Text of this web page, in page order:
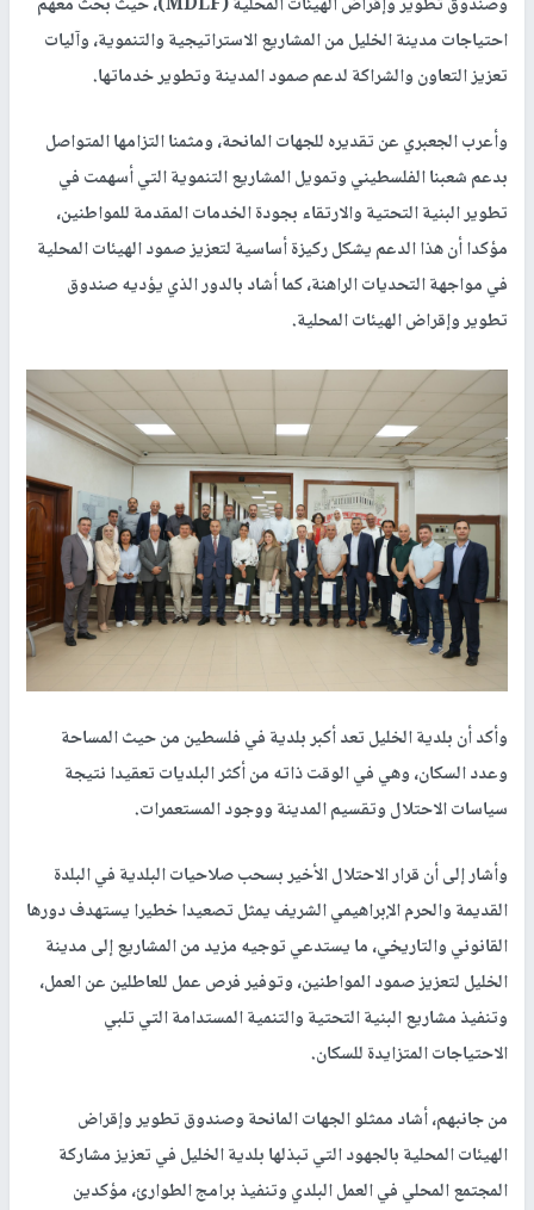
احتياجات مدينة الخليل من المشاريع الاستراتيجية والتنموية، وآليات
تعزيز التعاون والشراكة لدعم صمود المدينة وتطوير خدماتها.
وأعرب الجعبري عن تقديره للجهات المانحة، ومثمنا التزامها المتواصل
بدعم شعبنا الفلسطيني وتمويل المشاريع التنموية التي أسهمت في
تطوير البنية التحتية والارتقاء بجودة الخدمات المقدمة للمواطنين،
مؤكدا أن هذا الدعم يشكل ركيزة أساسية لتعزيز صمود الهيئات المحلية
في مواجهة التحديات الراهنة، كما أشاد بالدور الذي يؤديه صندوق
تطوير وإقراض الهيئات المحلية.
وأكد أن بلدية الخليل تعد أكبر بلدية في فلسطين من حيث المساحة
وعدد السكان، وهي في الوقت ذاته من أكثر البلديات تعقيدا نتيجة
سياسات الاحتلال وتقسيم المدينة ووجود المستعمرات.
وأشار إلى أن قرار الاحتلال الأخير بسحب صلاحيات البلدية في البلدة
القديمة والحرم الإبراهيمي الشريف يمثل تصعيدا خطيرا يستهدف دورها
القانوني والتاريخي، ما يستدعي توجيه مزيد من المشاريع إلى مدينة
الخليل لتعزيز صمود المواطنين، وتوفير فرص عمل للعاطلين عن العمل،
وتنفيذ مشاريع البنية التحتية والتنمية المستدامة التي تلبي
الاحتياجات المتزايدة للسكان.
من جانبهم، أشاد ممثلو الجهات المانحة وصندوق تطوير وإقراض
الهيئات المحلية بالجهود التي تبذلها بلدية الخليل في تعزيز مشاركة
المجتمع المحلي في العمل البلدي وتنفيذ برامج الطوارئ، مؤكدين